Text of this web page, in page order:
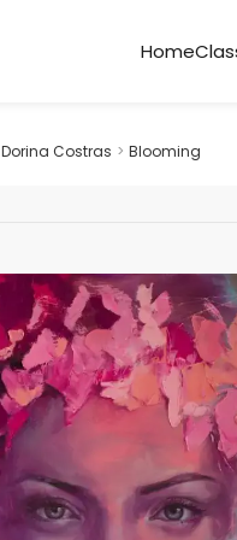
Home
Dorina Costras > Blooming